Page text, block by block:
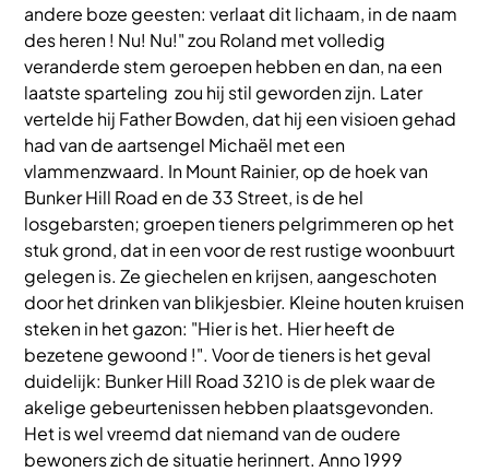
andere boze geesten: verlaat dit lichaam, in de naam
des heren ! Nu! Nu!" zou Roland met volledig
veranderde stem geroepen hebben en dan, na een
laatste sparteling zou hij stil geworden zijn. Later
vertelde hij Father Bowden, dat hij een visioen gehad
had van de aartsengel Michaël met een
vlammenzwaard. In Mount Rainier, op de hoek van
Bunker Hill Road en de 33 Street, is de hel
losgebarsten; groepen tieners pelgrimmeren op het
stuk grond, dat in een voor de rest rustige woonbuurt
gelegen is. Ze giechelen en krijsen, aangeschoten
door het drinken van blikjesbier. Kleine houten kruisen
steken in het gazon: "Hier is het. Hier heeft de
bezetene gewoond !". Voor de tieners is het geval
duidelijk: Bunker Hill Road 3210 is de plek waar de
akelige gebeurtenissen hebben plaatsgevonden.
Het is wel vreemd dat niemand van de oudere
bewoners zich de situatie herinnert. Anno 1999